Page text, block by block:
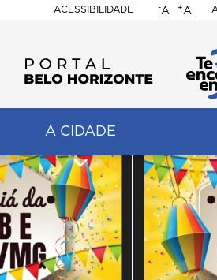
ACESSIBILIDADE
BELO
-A +A
A CIDADE